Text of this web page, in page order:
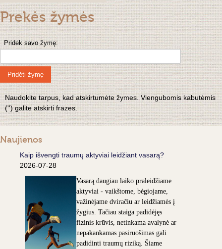
Prekės žymės
Pridėk savo žymę:
Pridėti žymę
Naudokite tarpus, kad atskirtumėte žymes. Viengubomis kabutėmis
('') galite atskirti frazes.
Naujienos
Kaip išvengti traumų aktyviai leidžiant vasarą?
2026-07-28
Vasarą daugiau laiko praleidžiame
aktyviai - vaikštome, bėgiojame,
važinėjame dviračiu ar leidžiamės į
žygius. Tačiau staiga padidėjęs
fizinis krūvis, netinkama avalynė ar
nepakankamas pasiruošimas gali
padidinti traumų riziką. Šiame